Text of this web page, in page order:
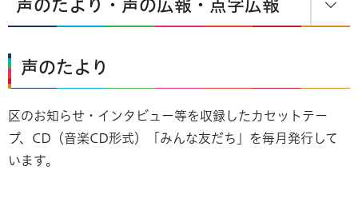
声のたより・声の広報・点字広報
声のたより
区のお知らせ・インタビュー等を収録したカセットテー
プ、CD（音楽CD形式）「みんな友だち」を毎月発行して
います。